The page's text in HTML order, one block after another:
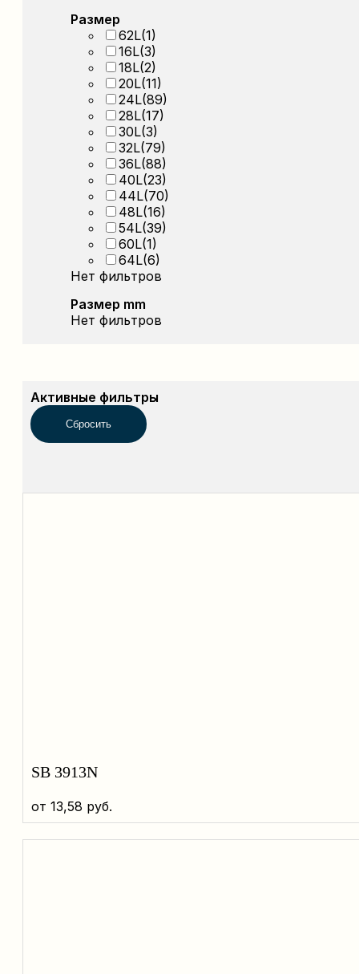
Размер
62L(1)
16L(3)
18L(2)
20L(11)
24L(89)
28L(17)
30L(3)
32L(79)
36L(88)
40L(23)
44L(70)
48L(16)
54L(39)
60L(1)
64L(6)
Нет фильтров
Размер mm
Нет фильтров
Активные фильтры
Сбросить
SB 3913N
от 13,58 руб.